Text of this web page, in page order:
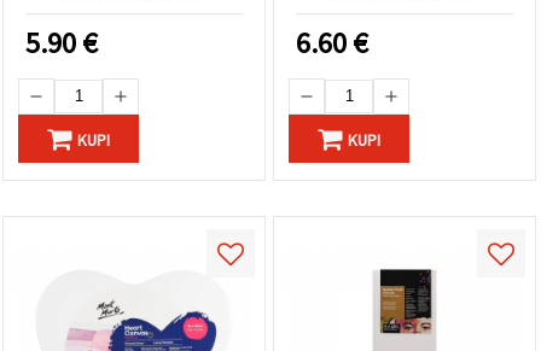
primeren za umetnike,
študente in začetnike
5.90€
KUPI
6.60€
KUPI